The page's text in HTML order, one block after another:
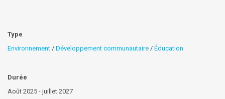
Type
Environnement / Développement communautaire / Éducation
Durée
Août 2025 - juillet 2027